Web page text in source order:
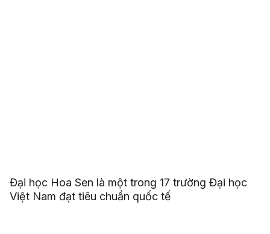
Đại học Hoa Sen là một trong 17 trường Đại học
Việt Nam đạt tiêu chuẩn quốc tế